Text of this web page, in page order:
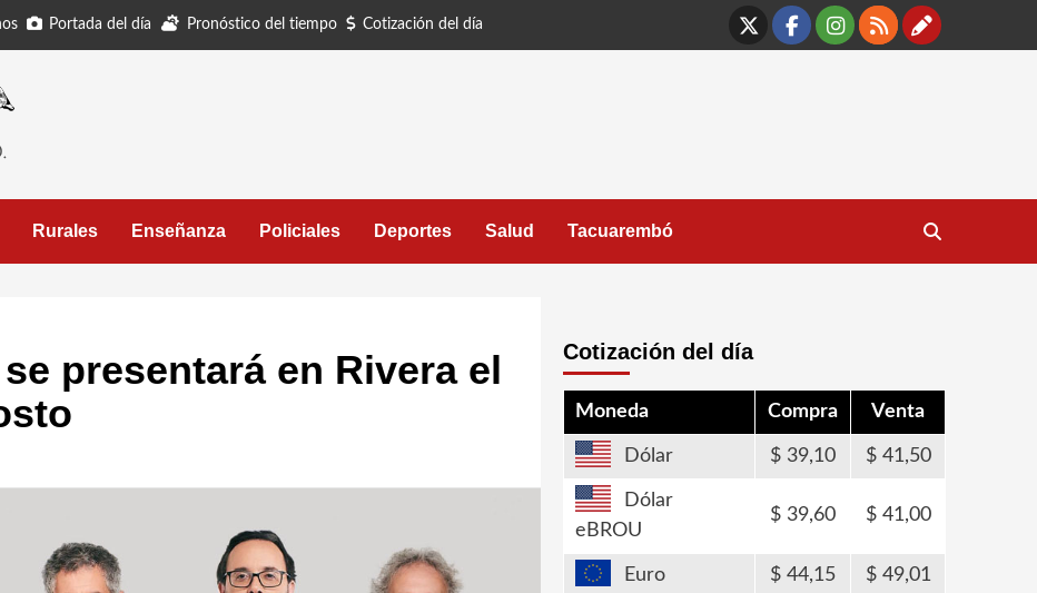
Portada del día Pronóstico del tiempo Cotización del día
X Facebook
Instagram
RSS
Rurales Enseñanza Policiales Deportes Salud Tacuarembó
presentará en Rivera el
Cotización del día
Moneda Compra Venta
Dólar 39,10 41,50
Dólar
eBROU
39,60 41,00
Euro 44,15 49,01